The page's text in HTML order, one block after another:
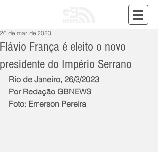
Flávio França é eleito o novo
presidente do Império Serrano
26 de mar. de 2023
Rio de Janeiro, 26/3/2023
Por Redação GBNEWS
Foto: Emerson Pereira